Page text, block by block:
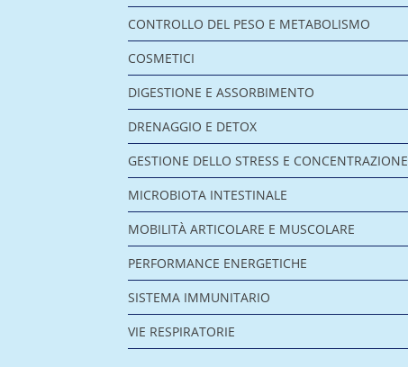
CONTROLLO DEL PESO E METABOLISMO
COSMETICI
DIGESTIONE E ASSORBIMENTO
DRENAGGIO E DETOX
GESTIONE DELLO STRESS E CONCENTRAZIONE
MICROBIOTA INTESTINALE
MOBILITÀ ARTICOLARE E MUSCOLARE
PERFORMANCE ENERGETICHE
SISTEMA IMMUNITARIO
VIE RESPIRATORIE